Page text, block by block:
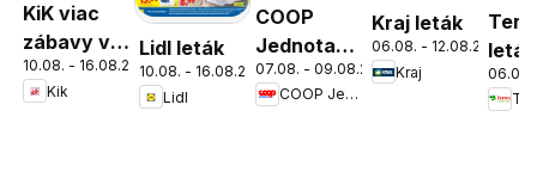
KiK viac
zábavy v
škole
10.08. - 16.08.2026
Kik
Lidl leták
10.08. - 16.08.2026
Lidl
COOP
Jednota
cez víkend
ešte
07.08. - 09.08.2026
COOP Jednota
Kraj leták
06.08. - 12.08.2026
Kraj
leták
06.08.